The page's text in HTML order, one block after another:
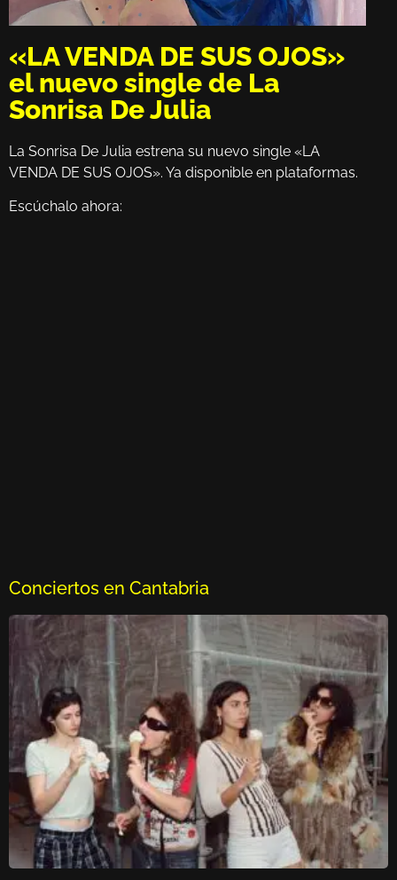
«LA VENDA DE SUS OJOS»
el nuevo single de La
Sonrisa De Julia
La Sonrisa De Julia estrena su nuevo single «LA
VENDA DE SUS OJOS». Ya disponible en plataformas.
Escúchalo ahora:
Conciertos en Cantabria